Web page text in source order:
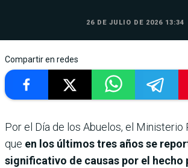
26 DE JULIO DE 2026 13:34
Compartir en redes
Por el Día de los Abuelos, el
que en los últimos tres años se
significativo de causas por el hecho